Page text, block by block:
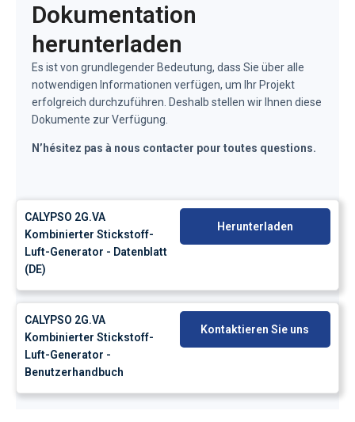
Dokumentation
herunterladen
Es ist von grundlegender Bedeutung, dass Sie über alle
notwendigen Informationen verfügen, um Ihr Projekt
erfolgreich durchzuführen. Deshalb stellen wir Ihnen diese
Dokumente zur Verfügung.
N’hésitez pas à nous contacter pour toutes questions.
CALYPSO 2G.VA
Kombinierter Stickstoff-
Luft-Generator - Datenblatt
(DE)
Herunterladen
CALYPSO 2G.VA
Kombinierter Stickstoff-
Luft-Generator -
Benutzerhandbuch
Kontaktieren Sie uns